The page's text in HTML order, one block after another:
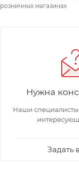
розничных магазинах
Нужна
Наши специалисты
Задать